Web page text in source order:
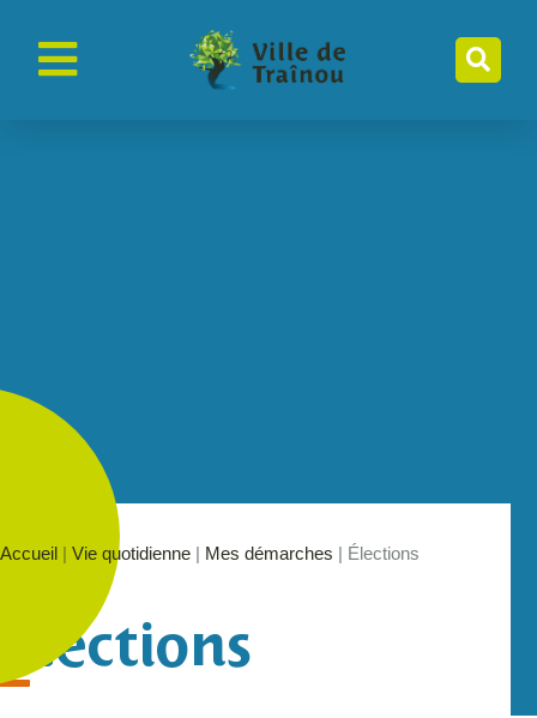
Accueil | Vie quotidienne | Mes démarches | Élections
Élections